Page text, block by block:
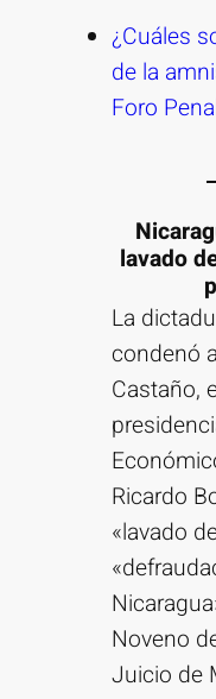
¿Cuáles
de la
Foro
lavado
La
condenó
Castaño,
Ricardo
«lavado
Noveno
Juicio de